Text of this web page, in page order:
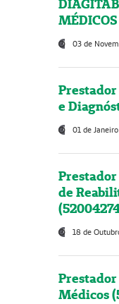
03 de
e
01 de
Prestador
de
18 de
Médicos